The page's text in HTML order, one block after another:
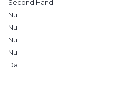
Second Hand
Nu
Nu
Nu
Nu
Da